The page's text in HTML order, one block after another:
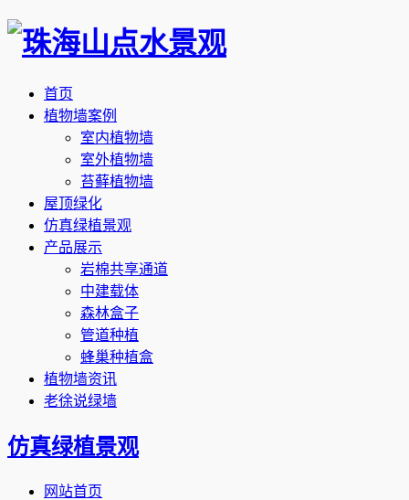
首页
植物墙案例
室内植物墙
室外植物墙
苔藓植物墙
屋顶绿化
仿真绿植景观
产品展示
岩棉共享通道
中建载体
森林盒子
管道种植
蜂巢种植盒
植物墙资讯
老徐说绿墙
仿真绿植景观
网站首页